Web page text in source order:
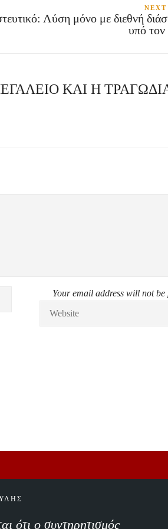
NEXT
Λύση μόνο με διεθνή
υπό
ΚΑΙ Η
Your email address will not be
ότι ο συντηρητισμός